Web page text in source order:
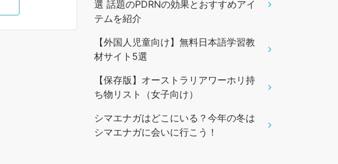
選 話題のPDRNの効果とおすすめアイ
テムを紹介
【外国人児童向け】無料日本語学習教
材サイト5選
【保存版】オーストラリアワーホリ持
ち物リスト（女子向け）
シマエナガはどこにいる？今年の冬は
シマエナガに会いに行こう！